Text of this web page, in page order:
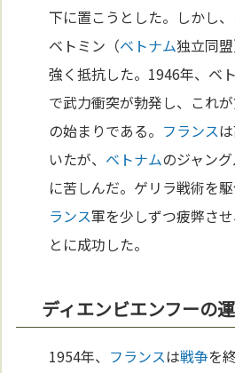
下に置こうとした。しかし
ベトミン（ベトナム独立同
強く抵抗した。1946年、ベ
で武力衝突が勃発し、これ
の始まりである。 フランス
いたが、 ベトナムのジャン
に苦しんだ。ゲリラ戦術を駆
ランス軍を少しずつ疲弊さ
とに成功した。
ディエンビエンフーの
1954年、 フランスは戦争を